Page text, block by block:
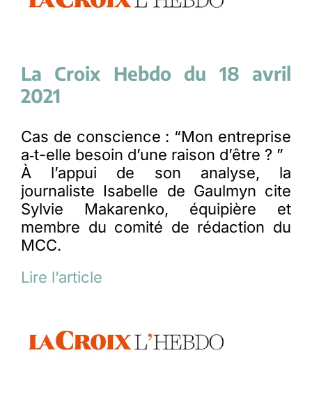
La Croix Hebdo du 18 avril
2021
Cas de conscience : “Mon entreprise
a‑t-elle besoin d’une raison d’être ? ”
À l’appui de son analyse, la
journaliste Isabelle de Gaulmyn cite
Sylvie Makarenko, équipière et
membre du comité de rédaction du
MCC.
Lire l’article